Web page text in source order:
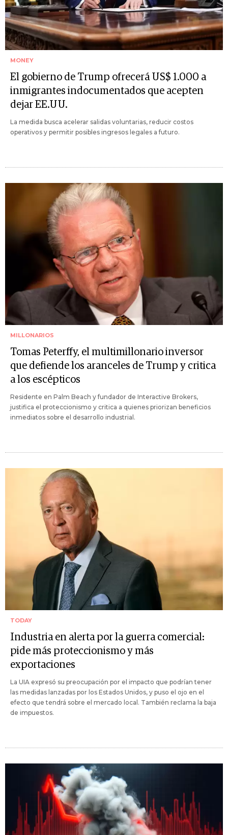
MONEY
El gobierno de Trump ofrecerá US$ 1.000 a
inmigrantes indocumentados que acepten
dejar EE.UU.
La medida busca acelerar salidas voluntarias, reducir costos
operativos y permitir posibles ingresos legales a futuro.
MILLONARIOS
Tomas Peterffy, el multimillonario inversor
que defiende los aranceles de Trump y critica
a los escépticos
Residente en Palm Beach y fundador de Interactive Brokers,
justifica el proteccionismo y critica a quienes priorizan beneficios
inmediatos sobre el desarrollo industrial.
TODAY
Industria en alerta por la guerra comercial:
pide más proteccionismo y más
exportaciones
La UIA expresó su preocupación por el impacto que podrían tener
las medidas lanzadas por los Estados Unidos, y puso el ojo en el
efecto que tendrá sobre el mercado local. También reclama la baja
de impuestos.